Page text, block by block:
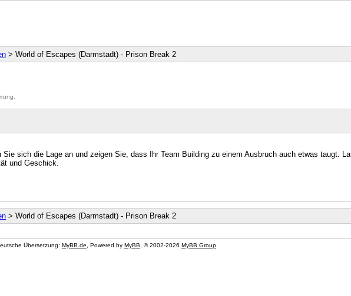
> World of Escapes (Darmstadt) - Prison Break 2
sich die Lage an und zeigen Sie, dass Ihr Team Building zu einem Ausbruch auch etwas taugt.
und Geschick.
> World of Escapes (Darmstadt) - Prison Break 2
Übersetzung: MyBB.de , Powered by MyBB , © 2002-2026 MyBB Group